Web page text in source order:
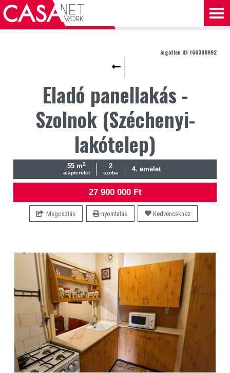
Eladó panellakás -
Szolnok (Széchenyi-
lakótelep)
ingatlan ID: 166300992
Megosztás nyomtatás Kedvencekhez
55 m2
alapterület
2
szoba 4. emelet
27 900 000 Ft